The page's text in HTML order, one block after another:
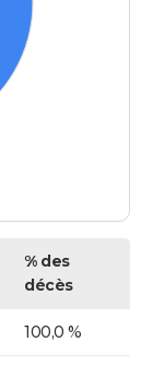
% des
décès
100,0 %